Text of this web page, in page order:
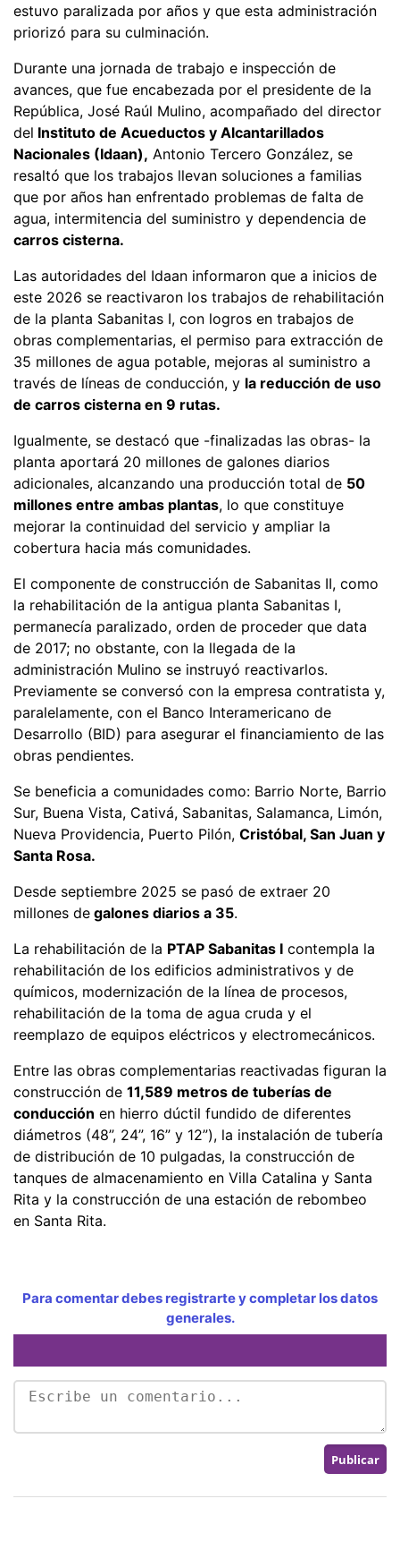
estuvo paralizada por años y que esta administración
priorizó para su culminación.
Durante una jornada de trabajo e inspección de
avances, que fue encabezada por el presidente de la
República, José Raúl Mulino, acompañado del director
del Instituto de Acueductos y Alcantarillados
Nacionales (Idaan), Antonio Tercero González, se
resaltó que los trabajos llevan soluciones a familias
que por años han enfrentado problemas de falta de
agua, intermitencia del suministro y dependencia de
carros cisterna.
Las autoridades del Idaan informaron que a inicios de
este 2026 se reactivaron los trabajos de rehabilitación
de la planta Sabanitas I, con logros en trabajos de
obras complementarias, el permiso para extracción de
35 millones de agua potable, mejoras al suministro a
través de líneas de conducción, y la reducción de uso
de carros cisterna en 9 rutas.
Igualmente, se destacó que -finalizadas las obras- la
planta aportará 20 millones de galones diarios
adicionales, alcanzando una producción total de 50
millones entre ambas plantas, lo que constituye
mejorar la continuidad del servicio y ampliar la
cobertura hacia más comunidades.
El componente de construcción de Sabanitas II, como
la rehabilitación de la antigua planta Sabanitas I,
permanecía paralizado, orden de proceder que data
de 2017; no obstante, con la llegada de la
administración Mulino se instruyó reactivarlos.
Previamente se conversó con la empresa contratista y,
paralelamente, con el Banco Interamericano de
Desarrollo (BID) para asegurar el financiamiento de las
obras pendientes.
Se beneficia a comunidades como: Barrio Norte, Barrio
Sur, Buena Vista, Cativá, Sabanitas, Salamanca, Limón,
Nueva Providencia, Puerto Pilón, Cristóbal, San Juan y
Santa Rosa.
Desde septiembre 2025 se pasó de extraer 20
millones de galones diarios a 35.
La rehabilitación de la PTAP Sabanitas I contempla la
rehabilitación de los edificios administrativos y de
químicos, modernización de la línea de procesos,
rehabilitación de la toma de agua cruda y el
reemplazo de equipos eléctricos y electromecánicos.
Entre las obras complementarias reactivadas figuran la
construcción de 11,589 metros de tuberías de
conducción en hierro dúctil fundido de diferentes
diámetros (48”, 24”, 16” y 12”), la instalación de tubería
de distribución de 10 pulgadas, la construcción de
tanques de almacenamiento en Villa Catalina y Santa
Rita y la construcción de una estación de rebombeo
en Santa Rita.
Para comentar debes registrarte y completar los datos
generales.